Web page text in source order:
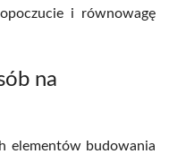
i równowagę
na
elementów budowania